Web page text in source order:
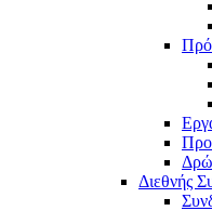
Προ
Διεθνής